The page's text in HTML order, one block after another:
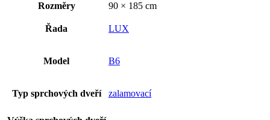
Rozměry
90 × 185 cm
Řada LUX
Model B6
Typ sprchových dveří zalamovací